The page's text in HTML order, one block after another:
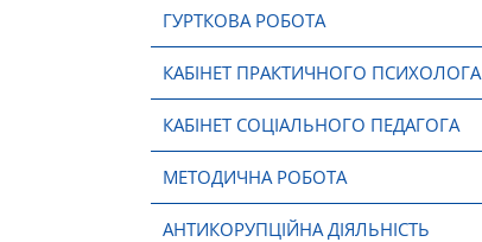
ГУРТКОВА РОБОТА
КАБІНЕТ ПРАКТИЧНОГО ПСИХОЛОГА
КАБІНЕТ СОЦІАЛЬНОГО ПЕДАГОГА
МЕТОДИЧНА РОБОТА
АНТИКОРУПЦІЙНА ДІЯЛЬНІСТЬ